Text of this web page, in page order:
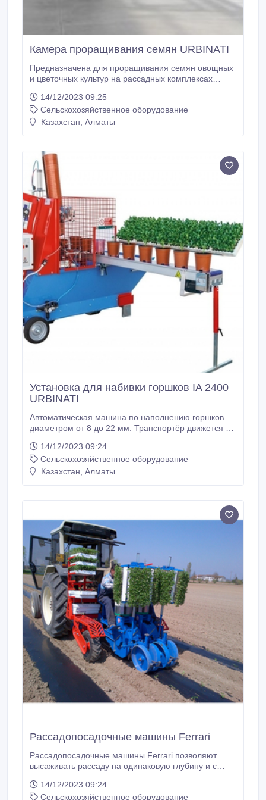
Камера проращивания семян URBINATI
Предназначена для проращивания семян овощных
и цветочных культур на рассадных комплексах
поддерживать оптимальный температурно-
влажностный режим для проращивания семян
равномерно во всем объеме камеры.
позволяет сократить срок всхожести семян,
получить большую равномерность и качество
всходов при общем снижении расхода воды и
электроэнергии.
14/12/2023 09:25
Сельскохозяйственное оборудование
Казахстан, Алматы
Установка для набивки горшков IA 2400
URBINATI
Автоматическая машина по наполнению горшков
диаметром от 8 до 22 мм. Транспортёр движется в
настройкой, колёсами для перемещения. Объём
бункера - 800 л. Производительность - до 2400
горшков в час. Электропневматический податчик с
14/12/2023 09:24
Сельскохозяйственное оборудование
Казахстан, Алматы
Рассадопосадочные машины Ferrari
Рассадопосадочные машины Ferrari позволяют
высаживать рассаду на одинаковую глубину и с
высокого качества высадки, рассадопосадочные
14/12/2023 09:24
Сельскохозяйственное оборудование